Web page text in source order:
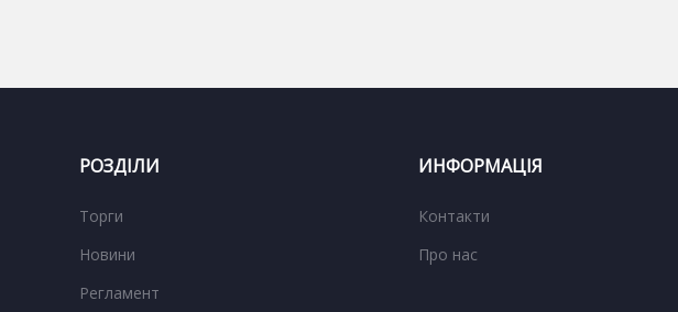
РОЗДІЛИ
Торги
Новини
Регламент
ИНФОРМАЦІЯ
Контакти
Про нас